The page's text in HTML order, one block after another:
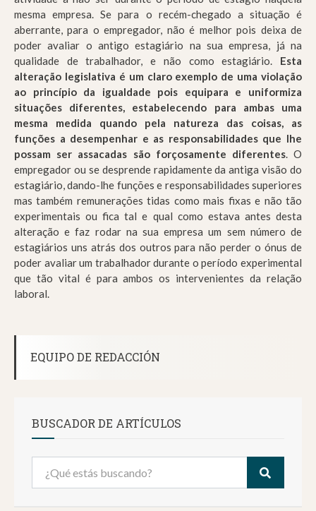
mesma empresa. Se para o recém-chegado a situação é
aberrante, para o empregador, não é melhor pois deixa de
poder avaliar o antigo estagiário na sua empresa, já na
qualidade de trabalhador, e não como estagiário.
Esta
alteração legislativa é um claro exemplo de uma violação
ao princípio da igualdade pois equipara e uniformiza
situações diferentes, estabelecendo para ambas uma
mesma medida quando pela natureza das coisas, as
funções a desempenhar e as responsabilidades que lhe
possam ser assacadas são forçosamente diferentes. O
empregador ou se desprende rapidamente da antiga visão do
estagiário, dando-lhe funções e responsabilidades superiores
mas também remunerações tidas como mais fixas e não tão
experimentais ou fica tal e qual como estava antes desta
alteração e faz rodar na sua empresa um sem número de
estagiários uns atrás dos outros para não perder o ónus de
poder avaliar um trabalhador durante o período experimental
que tão vital é para ambos os intervenientes da relação
laboral.
EQUIPO DE REDACCIÓN
BUSCADOR DE ARTÍCULOS